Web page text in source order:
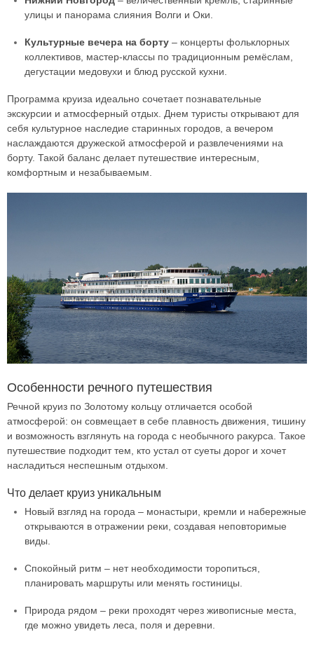
улицы и панорама слияния Волги и Оки.
Культурные вечера на борту – концерты фольклорных
коллективов, мастер-классы по традиционным ремёслам,
дегустации медовухи и блюд русской кухни.
Программа круиза идеально сочетает познавательные
экскурсии и атмосферный отдых. Днем туристы открывают для
себя культурное наследие старинных городов, а вечером
наслаждаются дружеской атмосферой и развлечениями на
борту. Такой баланс делает путешествие интересным,
комфортным и незабываемым.
Особенности речного путешествия
Речной круиз по Золотому кольцу отличается особой
атмосферой: он совмещает в себе плавность движения, тишину
и возможность взглянуть на города с необычного ракурса. Такое
путешествие подходит тем, кто устал от суеты дорог и хочет
насладиться неспешным отдыхом.
Что делает круиз уникальным
Новый взгляд на города – монастыри, кремли и набережные
открываются в отражении реки, создавая неповторимые
виды.
Спокойный ритм – нет необходимости торопиться,
планировать маршруты или менять гостиницы.
Природа рядом – реки проходят через живописные места,
где можно увидеть леса, поля и деревни.